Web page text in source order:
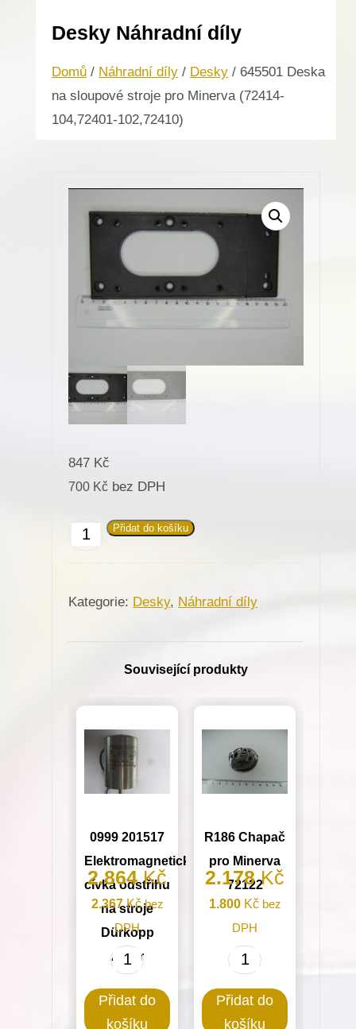
Desky Náhradní díly
Domů / Náhradní díly / Desky / 645501 Deska
na sloupové stroje pro Minerva (72414-
104,72401-102,72410)
847 Kč
700 Kč bez DPH
645501
sloupové
102,72410)
množství
Přidat do košíku
Kategorie: Desky, Náhradní díly
Související produkty
0999 201517
Elektromagnetická
cívka odstřihu
na stroje
Dürkopp
Adler
2.864Kč
2.367Kčbez
DPH
0999
Elektromagnetická
Přidat do
košíku
R186 Chapač
pro Minerva
72122
2.178Kč
1.800 Kčbez
DPH
R186
pro
Přidat do
košíku